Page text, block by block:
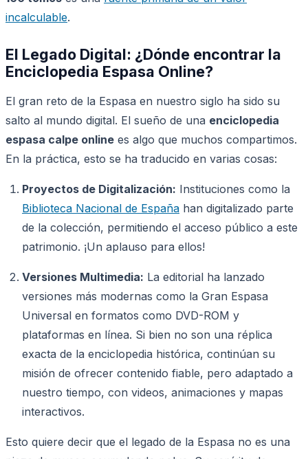
incalculable.
El Legado Digital: ¿Dónde encontrar la
Enciclopedia Espasa Online?
El gran reto de la Espasa en nuestro siglo ha sido su
salto al mundo digital. El sueño de una enciclopedia
espasa calpe online es algo que muchos compartimos.
En la práctica, esto se ha traducido en varias cosas:
Proyectos de Digitalización: Instituciones como la
Biblioteca Nacional de España han digitalizado parte
de la colección, permitiendo el acceso público a este
patrimonio. ¡Un aplauso para ellos!
Versiones Multimedia: La editorial ha lanzado
versiones más modernas como la Gran Espasa
Universal en formatos como DVD-ROM y
plataformas en línea. Si bien no son una réplica
exacta de la enciclopedia histórica, continúan su
misión de ofrecer contenido fiable, pero adaptado a
nuestro tiempo, con videos, animaciones y mapas
interactivos.
Esto quiere decir que el legado de la Espasa no es una